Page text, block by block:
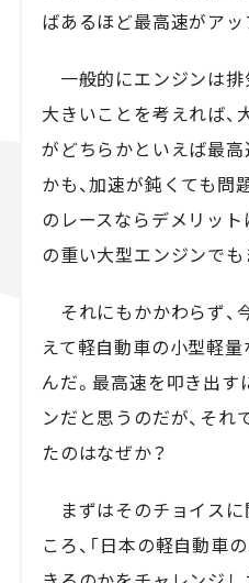
ばあるほど最高速がアッ
一般的にエンジンは
大きいことを考えれば
がどちらかといえば最
かも、加速が鈍くても問
のレースならデメリット
の重い大型エンジンでも
それにもかかわらず、
えて軽自動車の小型軽
んだ。最高速を叩き出す
ンだと思うのだが、そ
たのはなぜか？
まずはそのチョイスに
ころ、「日本の軽自動車